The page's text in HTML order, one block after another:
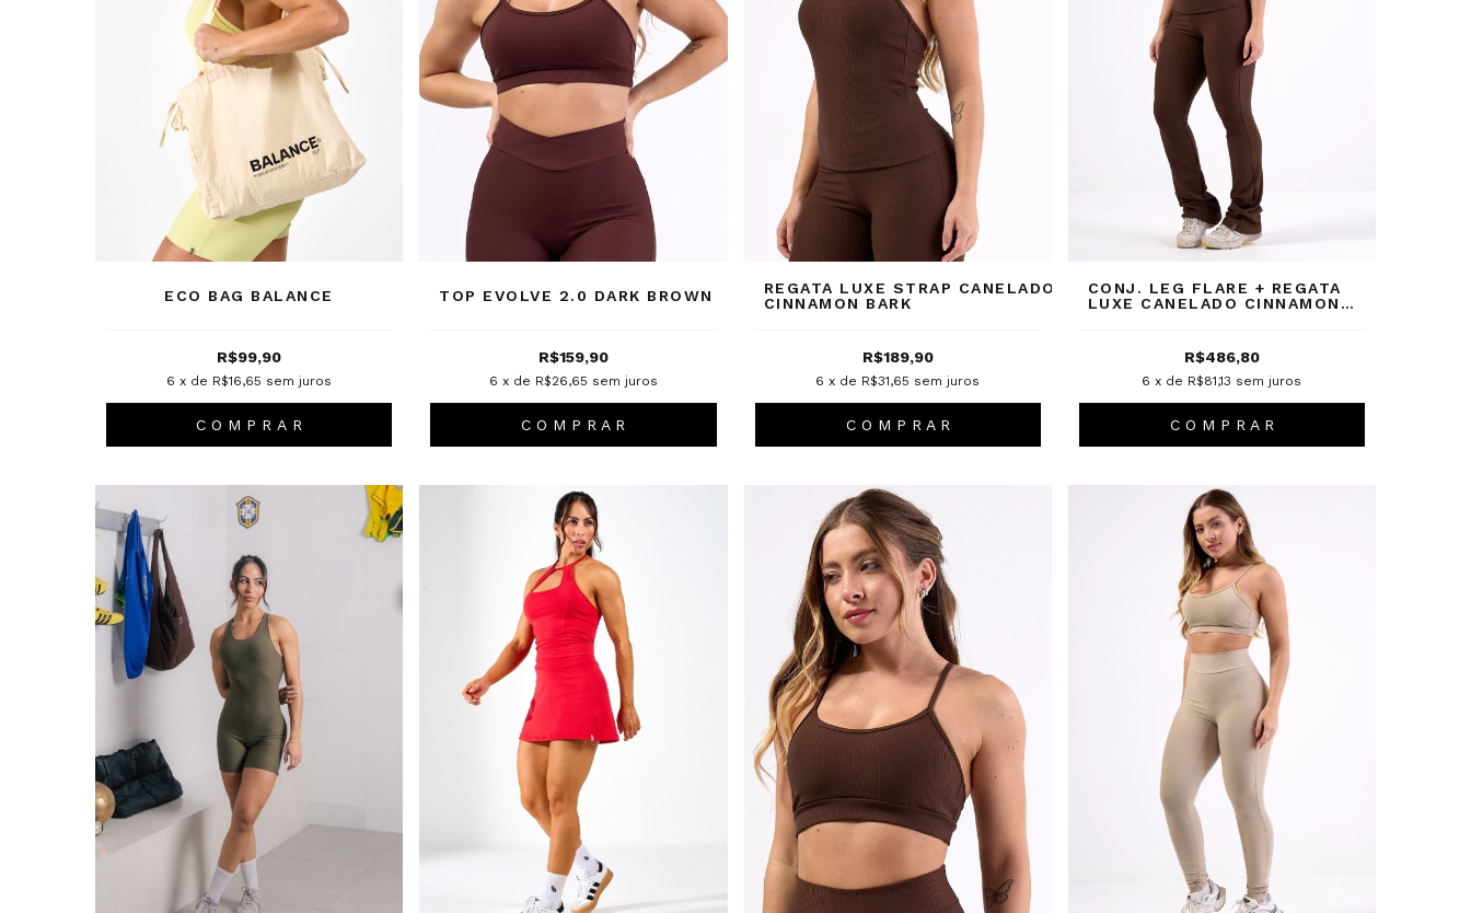
ECO BAG BALANCE
R$99,90
6 x de R$16,65 sem juros
C O M P R A R
TOP EVOLVE 2.0 DARK BROWN
R$159,90
6 x de R$26,65 sem juros
C O M P R A R
REGATA LUXE STRAP CANELADO
CINNAMON BARK
R$189,90
6 x de R$31,65 sem juros
C O M P R A R
CONJ. LEG FLARE + REGATA
LUXE CANELADO CINNAMON
R$486,80
6 x de R$81,13 sem juros
C O M P R A R